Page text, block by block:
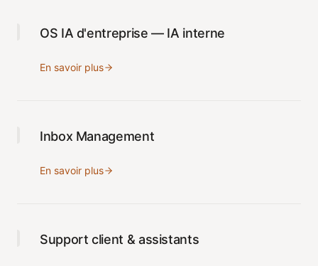
OS IA d'entreprise — IA interne
En savoir plus
Inbox Management
En savoir plus
Support client & assistants